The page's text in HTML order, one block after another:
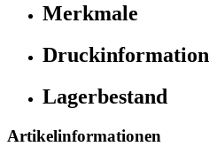
Merkmale
Druckinformation
Lagerbestand
Artikelinformationen